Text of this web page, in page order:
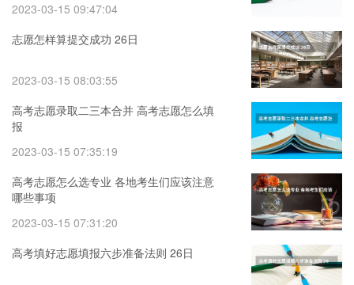
2023-03-15 09:47:04
志愿怎样算提交成功 26日
2023-03-15 08:03:55
高考志愿录取二三本合并 高考志愿怎么填
报
2023-03-15 07:35:19
高考志愿怎么选专业 各地考生们应该注意
哪些事项
2023-03-15 07:31:20
高考填好志愿填报六步准备法则 26日